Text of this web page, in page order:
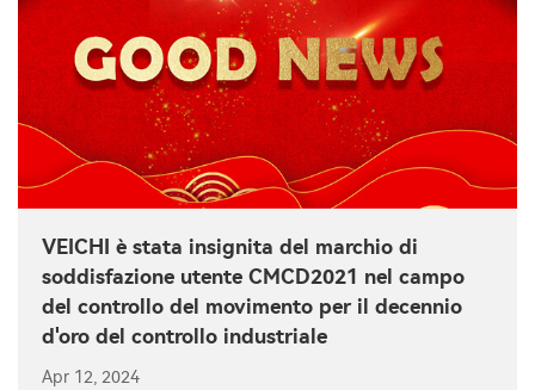
VEICHI è stata insignita del marchio di
soddisfazione utente CMCD2021 nel campo
del controllo del movimento per il decennio
d'oro del controllo industriale
Apr 12, 2024